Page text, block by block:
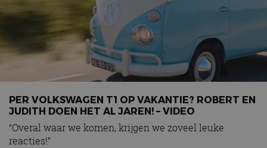
Autotests
Automerken
Adverteren
Contact
MotorRAI.nl
PER VOLKSWAGEN T1 OP VAKANTIE? ROBERT EN
JUDITH DOEN HET AL JAREN! – VIDEO
“Overal waar we komen, krijgen we zoveel leuke
reacties!”